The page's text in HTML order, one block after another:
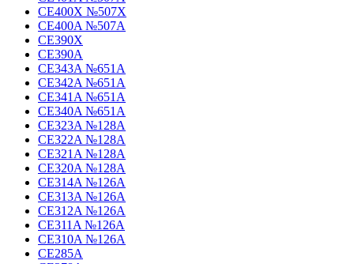
CE400X №507X
CE400A №507A
CE390X
CE390A
CE343A №651A
CE342A №651A
CE341A №651A
CE340A №651A
CE323A №128A
CE322A №128A
CE321A №128A
CE320A №128A
CE314A №126A
CE313A №126A
CE312A №126A
CE311A №126A
CE310A №126A
CE285A